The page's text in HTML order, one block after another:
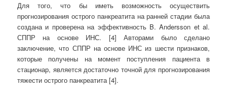
Для того, что бы иметь возможность осуществить
прогнозирования острого панкреатита на ранней стадии была
создана и проверена на эффективность B. Andersson et al.
СППР на основе ИНС. [4] Авторами было сделано
заключение, что СППР на основе ИНС из шести признаков,
которые получены на момент поступления пациента в
стационар, является достаточно точной для прогнозирования
тяжести острого панкреатита [4].